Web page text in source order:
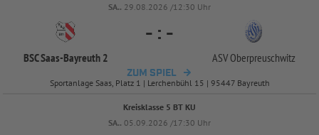
SA.. 29.08.2026 /12:30 Uhr
BSC Saas-Bayreuth 2
- : -
ASV Oberpreuschwitz
ZUM SPIEL
Sportanlage Saas, Platz 1 | Lerchenbühl 15 | 95447 Bayreuth
Kreisklasse 5 BT KU
SA.. 05.09.2026 /17:30 Uhr